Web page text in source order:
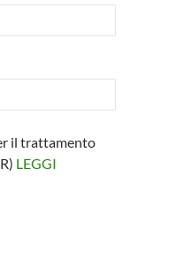
il trattamento
LEGGI